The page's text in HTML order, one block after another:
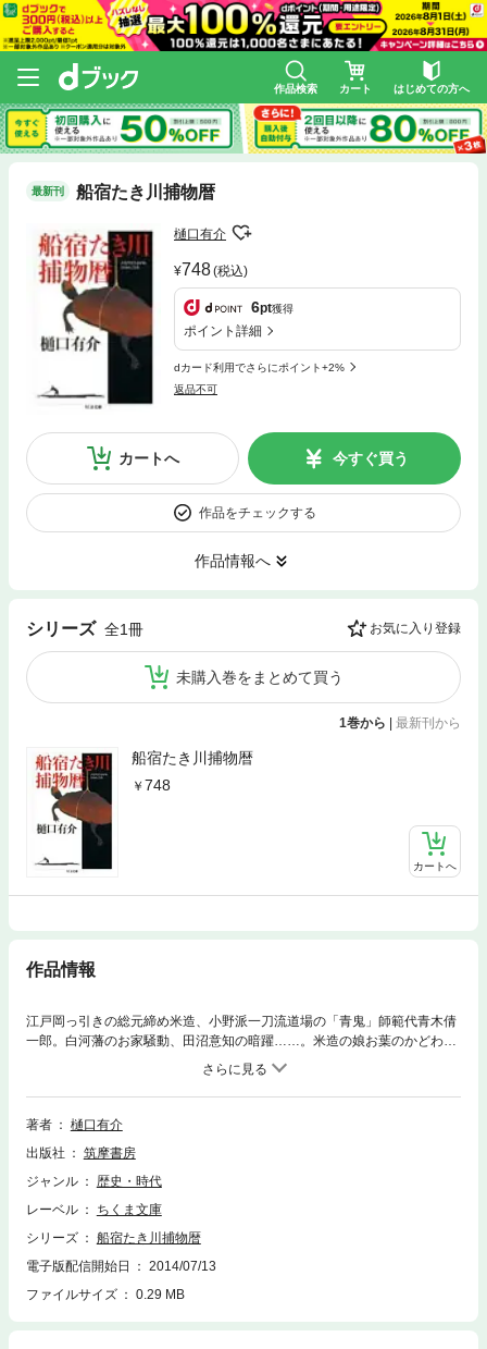
作品検索 カート はじめての方へ
最新刊 船宿たき川捕物暦
樋口有介
748(税込)
6pt獲得
ポイント詳細
dカード利用でさらにポイント+2%
返品不可
カートへ 今すぐ買う
作品をチェックする
作品情報へ
シリーズ 全1冊 お気に入り登録
未購入巻をまとめて買う
1巻から 最新刊から
船宿たき川捕物暦
748
カートへ
作品情報
江戸岡っ引きの総元締め米造、小野派一刀流道場の「青鬼」師範代青木倩
一郎。白河藩のお家騒動、田沼意知の暗躍……。米造の娘お葉のかどわか
しを発端に米造と倩一郎が出会い、その出会いが幕閣をも巻き込む新たな
事件を呼ぶ。江戸情緒あふれる著者初の時代小説。
著者
樋口有介
出版社
筑摩書房
ジャンル
歴史・時代
レーベル
ちくま文庫
シリーズ
船宿たき川捕物暦
電子版配信開始日
2014/07/13
ファイルサイズ
0.29 MB